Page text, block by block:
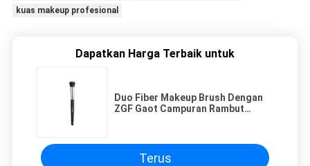
kuas makeup profesional
Dapatkan Harga Terbaik untuk
Duo Fiber Makeup Brush Dengan
ZGF Gaot Campuran Rambut
Terus